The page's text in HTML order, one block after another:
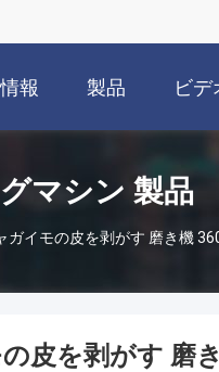
報 製品 ビデ
マシン 製品
ガイモの皮を剥がす 磨き機
皮を剥がす 磨